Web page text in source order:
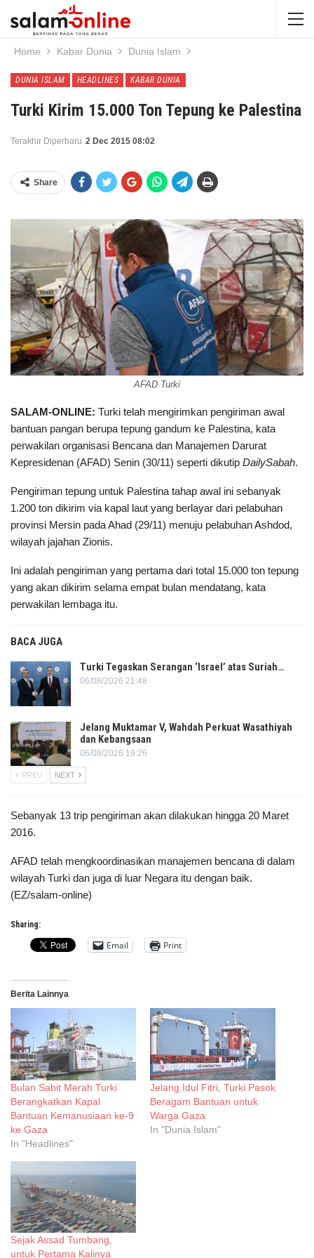
Home Kabar Dunia Dunia Islam
DUNIA ISLAM HEADLINES KABAR DUNIA
Turki Kirim 15.000 Ton Tepung ke Palestina
Terakhir Diperbaru 2 Dec 2015 08:02
Share
AFAD Turki
SALAM-ONLINE: Turki telah mengirimkan pengiriman awal
bantuan pangan berupa tepung gandum ke Palestina, kata
perwakilan organisasi Bencana dan Manajemen Darurat
Kepresidenan (AFAD) Senin (30/11) seperti dikutip DailySabah.
Pengiriman tepung untuk Palestina tahap awal ini sebanyak
1.200 ton dikirim via kapal laut yang berlayar dari pelabuhan
provinsi Mersin pada Ahad (29/11) menuju pelabuhan Ashdod,
wilayah jajahan Zionis.
Ini adalah pengiriman yang pertama dari total 15.000 ton tepung
yang akan dikirim selama empat bulan mendatang, kata
perwakilan lembaga itu.
BACA JUGA
Turki Tegaskan Serangan ‘Israel’ atas Suriah…
06/08/2026 21:48
Jelang Muktamar V, Wahdah Perkuat Wasathiyah
dan Kebangsaan
06/08/2026 19:26
PREV NEXT
Sebanyak 13 trip pengiriman akan dilakukan hingga 20 Maret
2016.
AFAD telah mengkoordinasikan manajemen bencana di dalam
wilayah Turki dan juga di luar Negara itu dengan baik.
(EZ/salam-online)
Sharing:
Email Print
Berita Lainnya
Bulan Sabit Merah Turki
Berangkatkan Kapal
Bantuan Kemanusiaan ke-9
ke Gaza
In "Headlines"
Jelang Idul Fitri, Turki Pasok
Beragam Bantuan untuk
Warga Gaza
In "Dunia Islam"
Sejak Assad Tumbang,
untuk Pertama Kalinya